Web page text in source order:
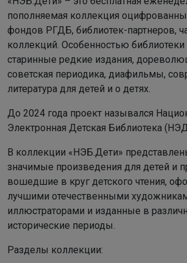
пополняемая коллекция
фондов РГДБ, библиотек-партнеров,
коллекций. Особенностью библиотеки
старинные редкие издания,
советская периодика, диафильмы,
литература для детей и о детях.
До 2024 года проект назывался
Электронная Детская Библиотека
В коллекции «НЭБ.Дети»
значимые произведения для детей и
вошедшие в круг детского чтения,
лучшими отечественными
иллюстраторами и изданные в
исторические периоды.
Разделы коллекции: